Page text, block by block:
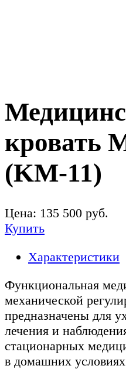
кровать
(KM-11)
Цена: 135 500 руб.
Купить
Характеристики
Функциональная
механической
предназначены для
лечения и
стационарных
в домашних условиях